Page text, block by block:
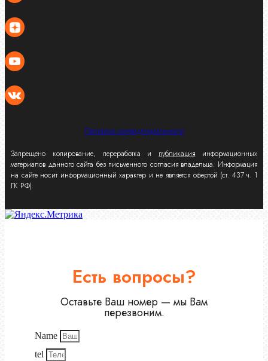
Политика конфиденциальности
Запрещено копирование, переработка и публикация информационных
материалов данного сайта без письменного согласия владельца. Информация
на сайте носит информационный характер и не является офертой (ст. 437 ч. 1
ГК РФ).
Есть вопросы?
Оставьте Ваш номер — мы Вам
перезвоним.
Name
tel